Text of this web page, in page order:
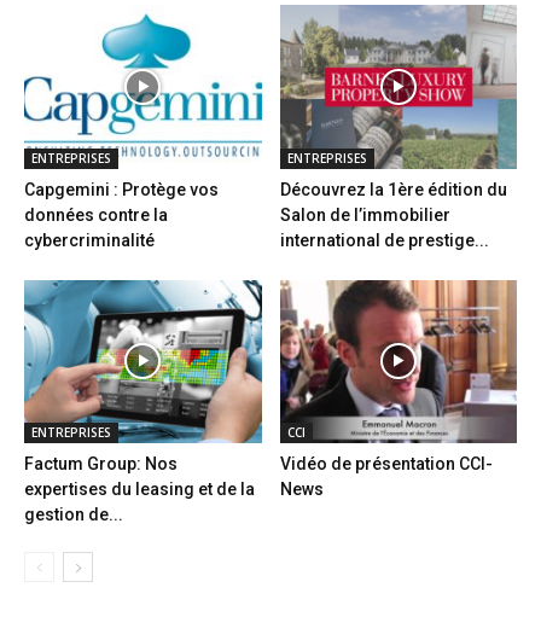
ENTREPRISES
Capgemini : Protège vos
données contre la
cybercriminalité
ENTREPRISES
Découvrez la 1ère édition du
Salon de l’immobilier
international de prestige...
ENTREPRISES
Factum Group: Nos
expertises du leasing et de la
gestion de...
CCI
Vidéo de présentation CCI-
News